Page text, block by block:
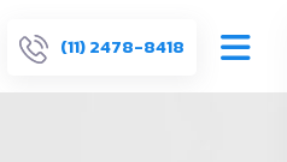
(11) 2478-8418